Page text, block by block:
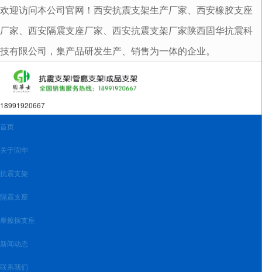
很遗憾，因您的浏览器版本过低导致无法获得最佳浏览体验，推荐下载安装谷歌浏览器！
欢迎访问本公司官网！西安抗震支架生产厂家、西安橡胶支座
厂家、西安隔震支座厂家、西安抗震支架厂家陕西固华抗震科
技有限公司，集产品研发生产、销售为一体的企业。
18991920667
首页
关于固华
抗震支架
隔震支座
摩擦摆支座
新闻动态
联系我们